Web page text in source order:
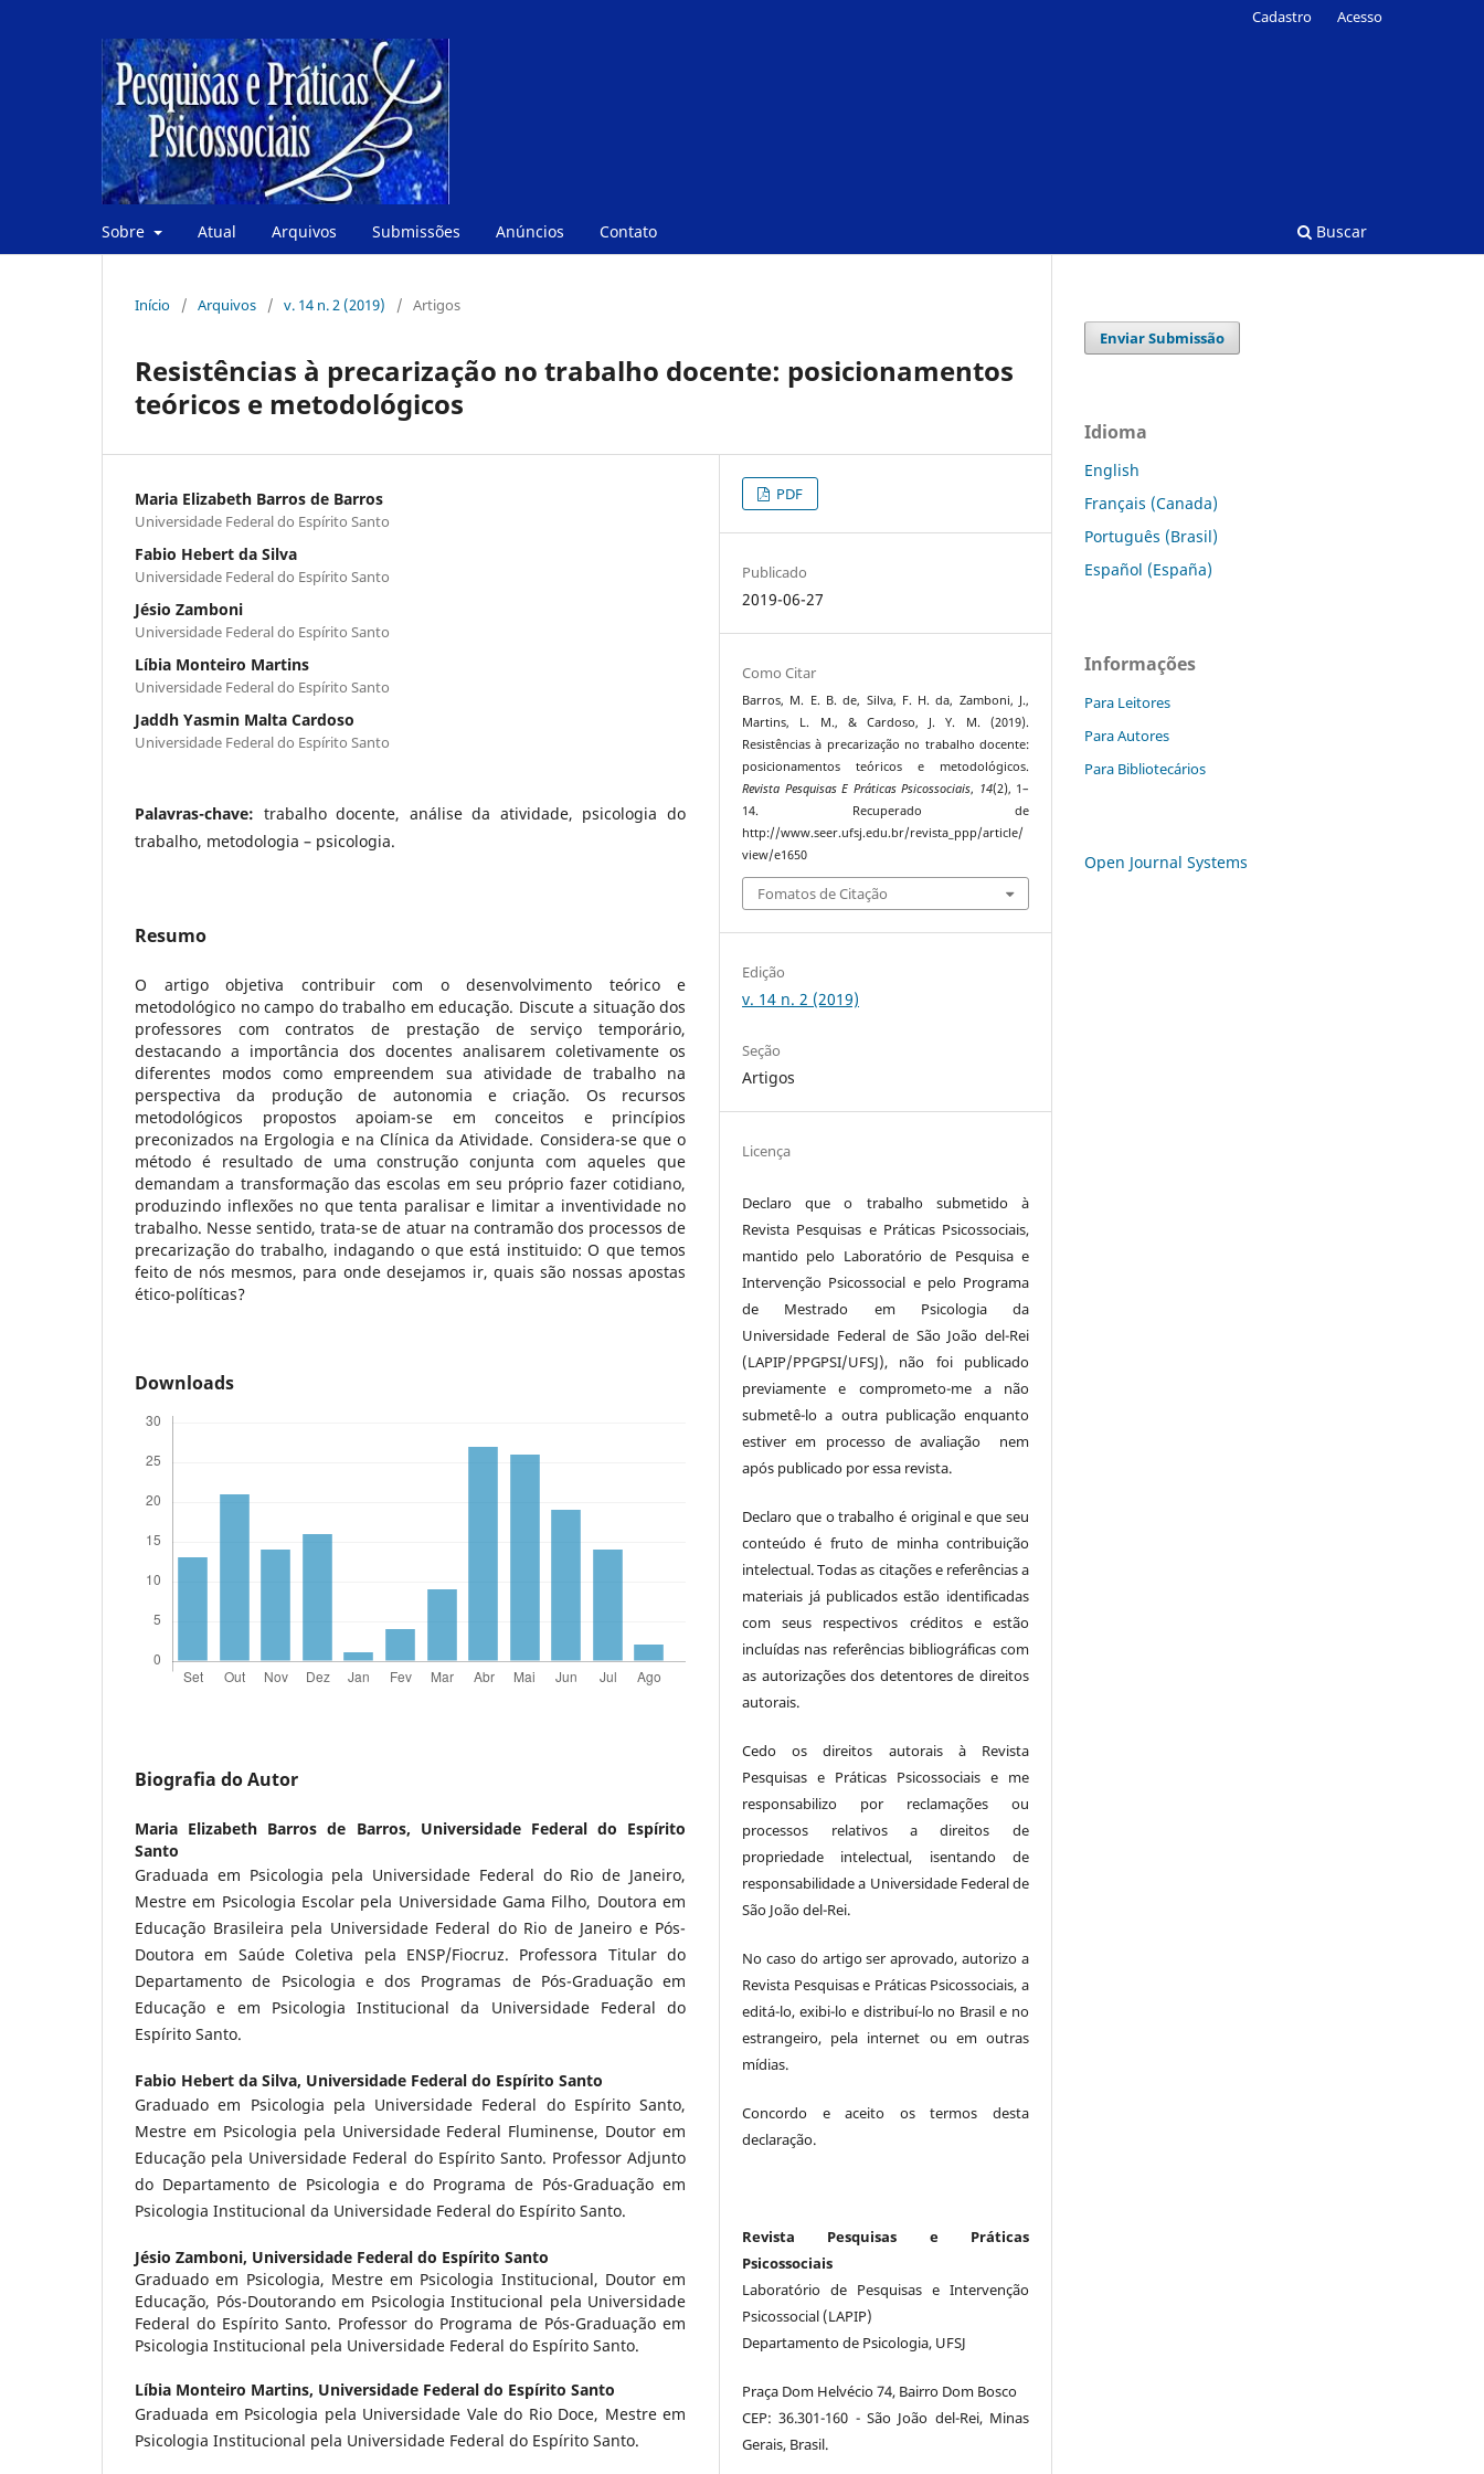
Sobre Atual Arquivos Submissões Anúncios Contato Buscar
Cadastro Acesso
Início / Arquivos / v. 14 n. 2 (2019) / Artigos
Resistências à precarização no trabalho docente: posicionamentos
teóricos e metodológicos
Maria Elizabeth Barros de Barros
Universidade Federal do Espírito Santo
Fabio Hebert da Silva
Universidade Federal do Espírito Santo
Jésio Zamboni
Universidade Federal do Espírito Santo
Líbia Monteiro Martins
Universidade Federal do Espírito Santo
Jaddh Yasmin Malta Cardoso
Universidade Federal do Espírito Santo
Palavras-chave: trabalho docente, análise da atividade, psicologia do
trabalho, metodologia – psicologia.
Resumo
O artigo objetiva contribuir com o desenvolvimento teórico e
metodológico no campo do trabalho em educação. Discute a situação dos
professores com contratos de prestação de serviço temporário,
destacando a importância dos docentes analisarem coletivamente os
diferentes modos como empreendem sua atividade de trabalho na
perspectiva da produção de autonomia e criação. Os recursos
metodológicos propostos apoiam-se em conceitos e princípios
preconizados na Ergologia e na Clínica da Atividade. Considera-se que o
método é resultado de uma construção conjunta com aqueles que
demandam a transformação das escolas em seu próprio fazer cotidiano,
produzindo inflexões no que tenta paralisar e limitar a inventividade no
trabalho. Nesse sentido, trata-se de atuar na contramão dos processos de
precarização do trabalho, indagando o que está instituido: O que temos
feito de nós mesmos, para onde desejamos ir, quais são nossas apostas
ético-políticas?
Downloads
Biografia do Autor
Maria Elizabeth Barros de Barros, Universidade Federal do Espírito
Santo
Graduada em Psicologia pela Universidade Federal do Rio de Janeiro,
Mestre em Psicologia Escolar pela Universidade Gama Filho, Doutora em
Educação Brasileira pela Universidade Federal do Rio de Janeiro e Pós-
Doutora em Saúde Coletiva pela ENSP/Fiocruz. Professora Titular do
Departamento de Psicologia e dos Programas de Pós-Graduação em
Educação e em Psicologia Institucional da Universidade Federal do
Espírito Santo.
Fabio Hebert da Silva, Universidade Federal do Espírito Santo
Graduado em Psicologia pela Universidade Federal do Espírito Santo,
Mestre em Psicologia pela Universidade Federal Fluminense, Doutor em
Educação pela Universidade Federal do Espírito Santo. Professor Adjunto
do Departamento de Psicologia e do Programa de Pós-Graduação em
Psicologia Institucional da Universidade Federal do Espírito Santo.
Jésio Zamboni, Universidade Federal do Espírito Santo
Graduado em Psicologia, Mestre em Psicologia Institucional, Doutor em
Educação, Pós-Doutorando em Psicologia Institucional pela Universidade
Federal do Espírito Santo. Professor do Programa de Pós-Graduação em
Psicologia Institucional pela Universidade Federal do Espírito Santo.
Líbia Monteiro Martins, Universidade Federal do Espírito Santo
Graduada em Psicologia pela Universidade Vale do Rio Doce, Mestre em
Psicologia Institucional pela Universidade Federal do Espírito Santo.
PDF
Publicado
2019-06-27
Como Citar
Barros, M. E. B. de, Silva, F. H. da, Zamboni, J.,
Martins, L. M., & Cardoso, J. Y. M. (2019).
Resistências à precarização no trabalho docente:
posicionamentos teóricos e metodológicos.
Revista Pesquisas E Práticas Psicossociais, 14(2), 1–
14. Recuperado de
http://www.seer.ufsj.edu.br/revista_ppp/article/
view/e1650
Fomatos de Citação
Edição
v. 14 n. 2 (2019)
Seção
Artigos
Licença
Declaro que o trabalho submetido à
Revista Pesquisas e Práticas Psicossociais,
mantido pelo Laboratório de Pesquisa e
Intervenção Psicossocial e pelo Programa
de Mestrado em Psicologia da
Universidade Federal de São João del-Rei
(LAPIP/PPGPSI/UFSJ), não foi publicado
previamente e comprometo-me a não
submetê-lo a outra publicação enquanto
estiver em processo de avaliação nem
após publicado por essa revista.
Declaro que o trabalho é original e que seu
conteúdo é fruto de minha contribuição
intelectual. Todas as citações e referências a
materiais já publicados estão identificadas
com seus respectivos créditos e estão
incluídas nas referências bibliográficas com
as autorizações dos detentores de direitos
autorais.
Cedo os direitos autorais à Revista
Pesquisas e Práticas Psicossociais e me
responsabilizo por reclamações ou
processos relativos a direitos de
propriedade intelectual, isentando de
responsabilidade a Universidade Federal de
São João del-Rei.
No caso do artigo ser aprovado, autorizo a
Revista Pesquisas e Práticas Psicossociais, a
editá-lo, exibi-lo e distribuí-lo no Brasil e no
estrangeiro, pela internet ou em outras
mídias.
Concordo e aceito os termos desta
declaração.
Revista Pesquisas e Práticas
Psicossociais
Laboratório de Pesquisas e Intervenção
Psicossocial (LAPIP)
Departamento de Psicologia, UFSJ
Praça Dom Helvécio 74, Bairro Dom Bosco
CEP: 36.301-160 - São João del-Rei, Minas
Gerais, Brasil.
Enviar Submissão
Idioma
English
Français (Canada)
Português (Brasil)
Español (España)
Informações
Para Leitores
Para Autores
Para Bibliotecários
Open Journal Systems